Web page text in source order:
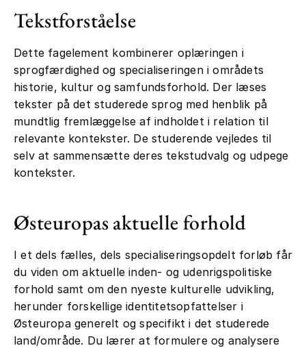
Tekstforståelse
Dette fagelement kombinerer oplæringen i
sprogfærdighed og specialiseringen i områdets
historie, kultur og samfundsforhold. Der læses
tekster på det studerede sprog med henblik på
mundtlig fremlæggelse af indholdet i relation til
relevante kontekster. De studerende vejledes til
selv at sammensætte deres tekstudvalg og udpege
kontekster.
Østeuropas aktuelle forhold
I et dels fælles, dels specialiseringsopdelt forløb får
du viden om aktuelle inden- og udenrigspolitiske
forhold samt om den nyeste kulturelle udvikling,
herunder forskellige identitetsopfattelser i
Østeuropa generelt og specifikt i det studerede
land/område. Du lærer at formulere og analysere